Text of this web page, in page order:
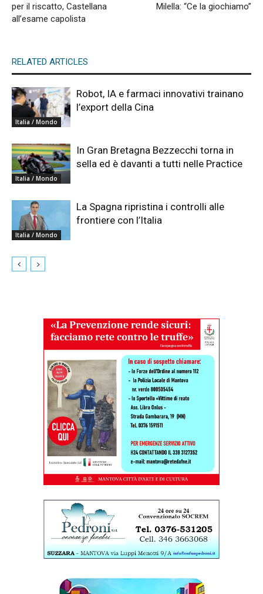
per il riscatto, Castellana
all’esame capolista
Milella: “Ce la giochiamo”
RELATED ARTICLES
Italia / Mondo
Robot, IA e farmaci innovativi trainano
l’export della Cina
Italia / Mondo
In Gran Bretagna Bezzecchi torna in
sella ed è davanti a tutti nelle Practice
Italia / Mondo
La Spagna ripristina i controlli alle
frontiere con l’Italia